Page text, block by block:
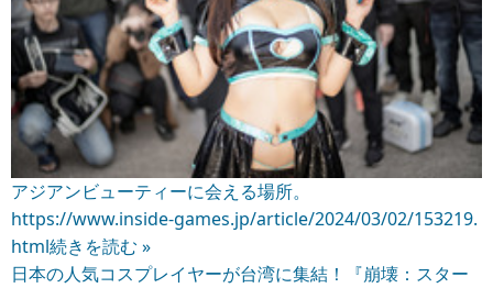
アジアンビューティーに会える場所。
https://www.inside-games.jp/article/2024/03/02/153219.
html続きを読む »
日本の人気コスプレイヤーが台湾に集結！『崩壊：スター